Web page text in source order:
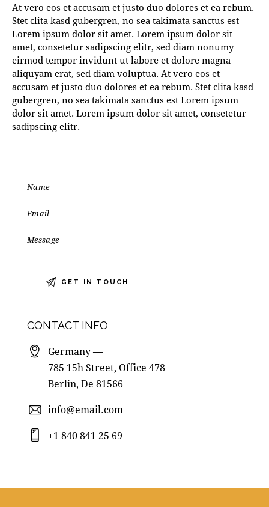
At vero eos et accusam et justo duo dolores et ea rebum.
Stet clita kasd gubergren, no sea takimata sanctus est
Lorem ipsum dolor sit amet. Lorem ipsum dolor sit
amet, consetetur sadipscing elitr, sed diam nonumy
eirmod tempor invidunt ut labore et dolore magna
aliquyam erat, sed diam voluptua. At vero eos et
accusam et justo duo dolores et ea rebum. Stet clita kasd
gubergren, no sea takimata sanctus est Lorem ipsum
dolor sit amet. Lorem ipsum dolor sit amet, consetetur
sadipscing elitr.
CONTACT INFO
Germany —
785 15h Street, Office 478
Berlin, De 81566
info@email.com
+1 840 841 25 69